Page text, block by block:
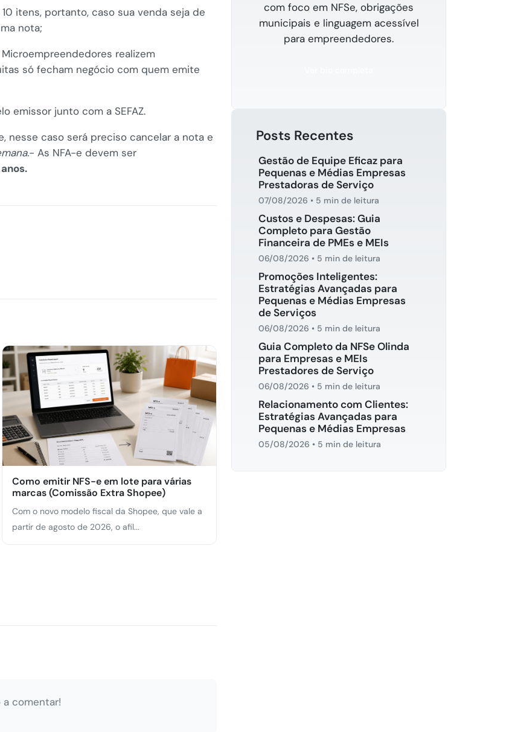
itens, portanto, caso sua venda seja de
nota;
realizem
só fecham negócio com quem emite
emissor junto com a SEFAZ.
nesse caso será preciso cancelar a nota e
- As NFA-e devem ser
Como emitir NFS-e em lote para várias
marcas (Comissão Extra Shopee)
Com o novo modelo fiscal da Shopee, que vale a
partir de agosto de 2026, o afil...
a comentar!
com foco em NFSe, obrigações
municipais e linguagem acessível
para empreendedores.
Posts Recentes
Gestão de Equipe Eficaz para
Pequenas e Médias Empresas
Prestadoras de Serviço
07/08/2026 • 5 min de leitura
Custos e Despesas: Guia
Completo para Gestão
Financeira de PMEs e MEIs
06/08/2026 • 5 min de leitura
Promoções Inteligentes:
Estratégias Avançadas para
Pequenas e Médias Empresas
de Serviços
06/08/2026 • 5 min de leitura
Guia Completo da NFSe Olinda
para Empresas e MEIs
Prestadores de Serviço
06/08/2026 • 5 min de leitura
Relacionamento com Clientes:
Estratégias Avançadas para
Pequenas e Médias Empresas
05/08/2026 • 5 min de leitura